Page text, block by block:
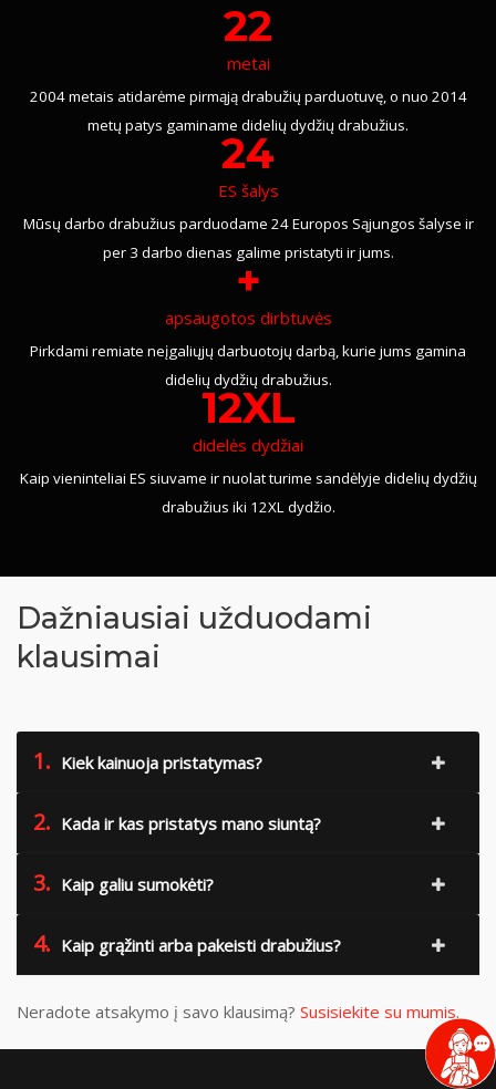
22
metai
2004 metais atidarėme pirmąją drabužių parduotuvę, o nuo 2014
metų patys gaminame didelių dydžių drabužius.
24
ES šalys
Mūsų darbo drabužius parduodame 24 Europos Sąjungos šalyse ir
per 3 darbo dienas galime pristatyti ir jums.
+
apsaugotos dirbtuvės
Pirkdami remiate neįgaliųjų darbuotojų darbą, kurie jums gamina
didelių dydžių drabužius.
12XL
didelės dydžiai
Kaip vieninteliai ES siuvame ir nuolat turime sandėlyje didelių dydžių
drabužius iki 12XL dydžio.
Dažniausiai užduodami
klausimai
1. Kiek kainuoja pristatymas?
2. Kada ir kas pristatys mano siuntą?
3. Kaip galiu sumokėti?
4. Kaip grąžinti arba pakeisti drabužius?
Neradote atsakymo į savo klausimą? Susisiekite su mumis.